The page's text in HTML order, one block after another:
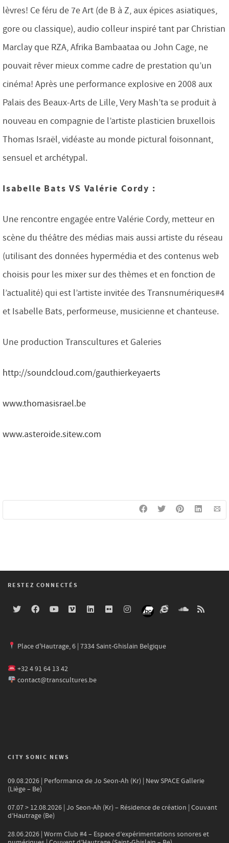
lèvres! Ce féru de 7e Art (de B à Z, aux épices asiatiques,
gore ou classique), audio colleur inspiré tant par Christian
Marclay que RZA, Afrika Bambaataa ou John Cage, ne
pouvait rêver mieux comme cadre de prestation qu’un
cinéma! Après une performance explosive en 2008 aux
Palais des Beaux-Arts de Lille, Very Mash’ta se produit à
nouveau en compagnie de l’artiste plasticien bruxellois
Thomas Israël, vidéaste au monde pictural foisonnant,
sensuel et archétypal.
Isabelle Bats VS Valérie Cordy :
Une rencontre engagée entre Valérie Cordy, metteur en
scène du théâtre des médias mais aussi artiste du réseau
(utilisant des données hypermédia et des contenus web
choisis pour les mixer sur des thèmes et en fonction de
l’actualité) qui est l’artiste invitée des Transnumériques#4
et Isabelle Bats, performeuse, musicienne et chanteuse.
Une production Transcultures et Galeries
http://soundcloud.com/gauthierkeyaerts
www.thomasisrael.be
www.asteroide.sitew.com
RESTEZ CONNECTÉS
Place d'Hautrage, 6 | 7334 Saint-Ghislain Belgique
+32 4 91 64 13 42
contact@transcultures.be
CITY SONIC NEWS
09.08.2026 | Performance de Jo Seon-Ah (Kr) | New SPACE Gallerie
(Liège – Be)
07.07 > 12.08.2026 | Jo Seon-Ah (Kr) – Résidence de création | Couvant
d’Hautrage (Be)
28.06.2026 | Worm Club #4 – Espace d’expérimentations sonores et